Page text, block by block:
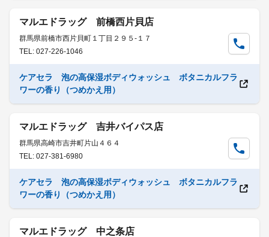
マルエドラッグ 前橋西片貝店
群馬県前橋市西片貝町１丁目２９５-１７
TEL: 027-226-1046
ケアセラ 泡の高保湿ボディウォッシュ ボタニカルフラ
ワーの香り（つめかえ用）
マルエドラッグ 吉井バイパス店
群馬県高崎市吉井町片山４６４
TEL: 027-381-6980
ケアセラ 泡の高保湿ボディウォッシュ ボタニカルフラ
ワーの香り（つめかえ用）
マルエドラッグ 中之条店